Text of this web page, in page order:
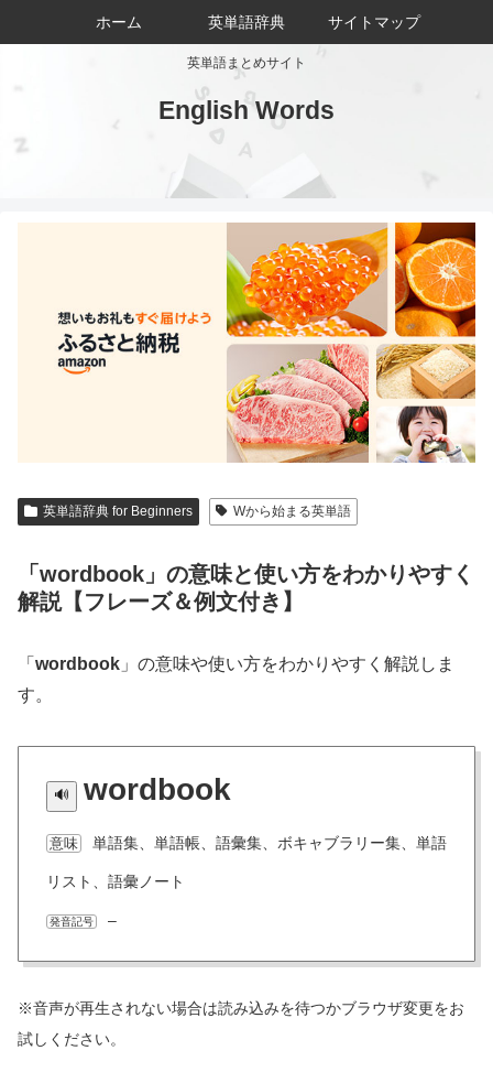
英単語まとめサイト
English Words
ホーム 英単語辞典 サイトマップ
英単語辞典 for Beginners Wから始まる英単語
「wordbook」の意味と使い方をわかりやすく
解説【フレーズ＆例文付き】
「 wordbook 」の意味や使い方をわかりやすく解説しま
す。
wordbook
意味 単語集、単語帳、語彙集、ボキャブラリー集、単語
リスト、語彙ノート
発音記号 –
※音声が再生されない場合は読み込みを待つかブラウザ変更をお
試しください。